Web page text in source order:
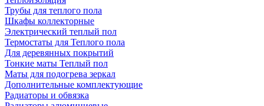
Трубы для теплого пола
Шкафы коллекторные
Электрический теплый пол
Термостаты для Теплого пола
Для деревянных покрытий
Тонкие маты Теплый пол
Маты для подогрева зеркал
Дополнительные комплектующие
Радиаторы и обвязка